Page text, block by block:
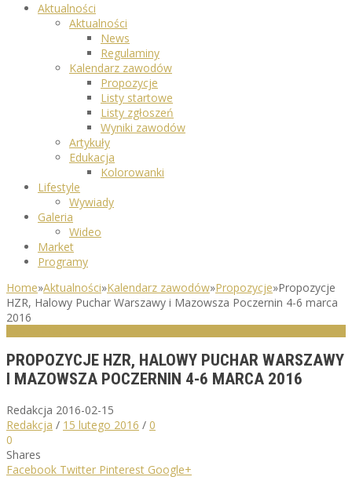
Aktualności
Aktualności
News
Regulaminy
Kalendarz zawodów
Propozycje
Listy startowe
Listy zgłoszeń
Wyniki zawodów
Artykuły
Edukacja
Kolorowanki
Lifestyle
Wywiady
Galeria
Wideo
Market
Programy
Home»Aktualności»Kalendarz zawodów»Propozycje»Propozycje
HZR, Halowy Puchar Warszawy i Mazowsza Poczernin 4-6 marca
2016
PROPOZYCJE HZR, HALOWY PUCHAR WARSZAWY
I MAZOWSZA POCZERNIN 4-6 MARCA 2016
Redakcja 2016-02-15
Redakcja / 15 lutego 2016 / 0
0
Shares
Facebook Twitter Pinterest Google+